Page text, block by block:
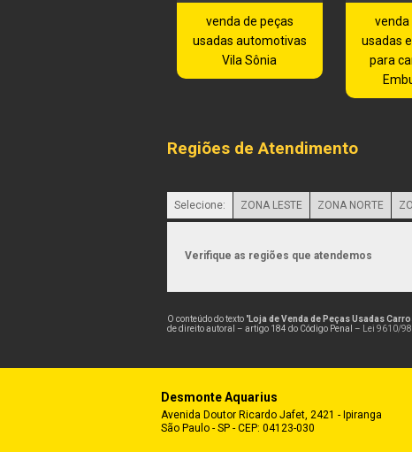
venda de peças
usadas automotivas
Vila Sônia
venda
usadas
para
Regiões de Atendimento
Selecione: ZONA LESTE ZONA NORTE
Verifique as regiões que atendemos
O conteúdo do texto "Loja de Venda de Peças Usadas
de direito autoral – artigo 184 do Código Penal –
Lei 9610/
Desmonte Aquarius
Avenida Doutor Ricardo Jafet, 2421 - Ipiranga
São Paulo - SP - CEP: 04123-030